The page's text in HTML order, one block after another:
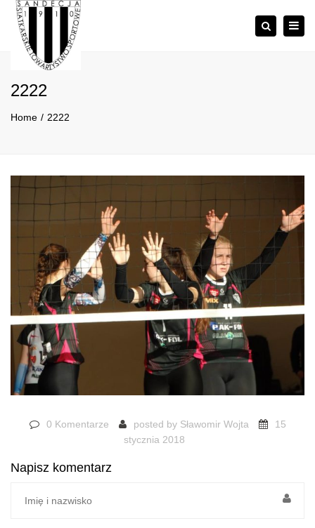
Szukaj
2222
Home 2222
0 Komentarze posted by Sławomir Wojta
15
stycznia 2018
Napisz komentarz